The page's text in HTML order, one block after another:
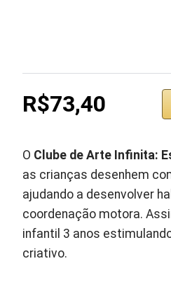
R$73,40
O Clube de Arte Infinita:
as crianças desenhem
ajudando a desenvolver
coordenação motora.
infantil 3 anos
criativo.